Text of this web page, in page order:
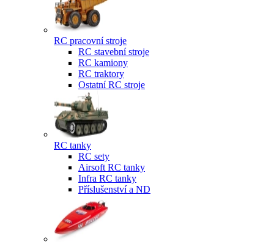
RC pracovní stroje
RC stavební stroje
RC kamiony
RC traktory
Ostatní RC stroje
RC tanky
RC sety
Airsoft RC tanky
Infra RC tanky
Příslušenství a ND